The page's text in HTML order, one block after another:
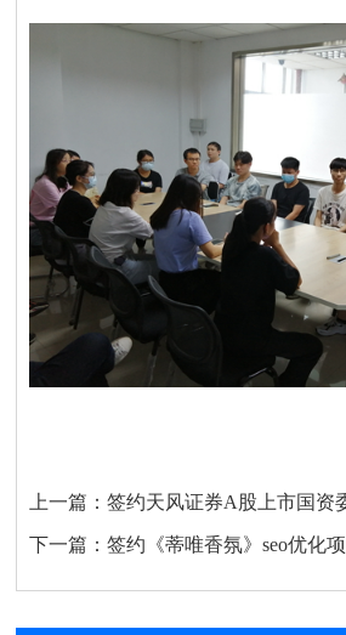
上一篇：签约天风证券A股上市国资
下一篇：签约《蒂唯香氛》seo优化项